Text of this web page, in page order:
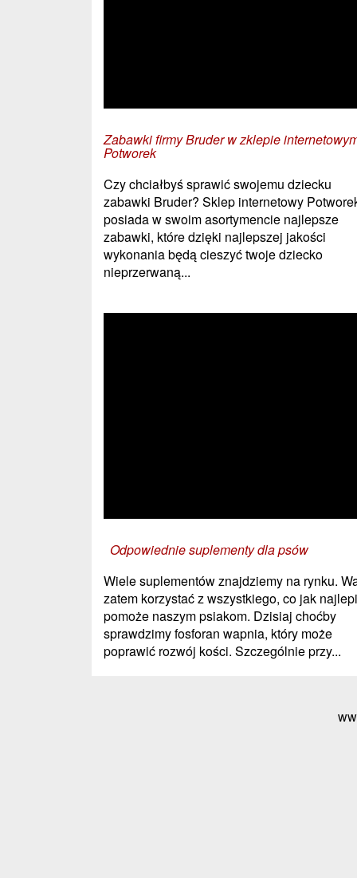
Zabawki firmy Bruder w zklepie
Potworek
Czy chciałbyś sprawić swojemu dziecku
zabawki Bruder? Sklep internetowy
posiada w swoim asortymencie najlepsze
zabawki, które dzięki najlepszej jakości
wykonania będą cieszyć twoje dziecko
nieprzerwaną...
Odpowiednie suplementy dla psów
Wiele suplementów znajdziemy na rynku.
zatem korzystać z wszystkiego, co jak
pomoże naszym psiakom. Dzisiaj choćby
sprawdzimy fosforan wapnia, który może
poprawić rozwój kości. Szczególnie przy...